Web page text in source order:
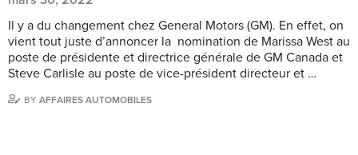
Il y a du changement chez General Motors (GM). En effet, on
vient tout juste d’annoncer la nomination de Marissa West au
poste de présidente et directrice générale de GM Canada et
Steve Carlisle au poste de vice-président directeur et …
BY AFFAIRES AUTOMOBILES